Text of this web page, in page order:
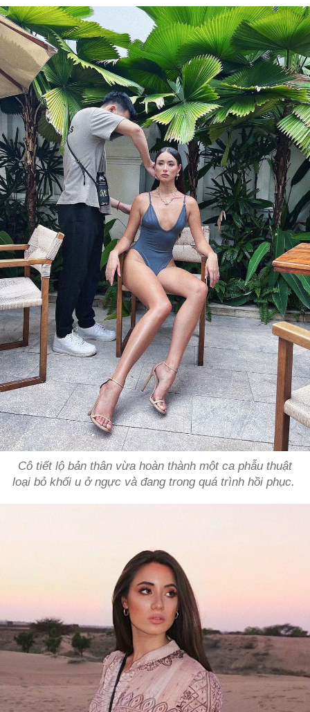
Cô tiết lộ bản thân vừa hoàn thành một ca phẫu thuật
loại bỏ khối u ở ngực và đang trong quá trình hồi phục.